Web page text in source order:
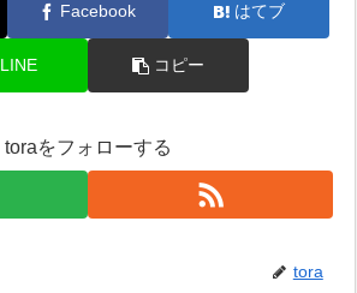
Facebook はてブ
LINE コピー
toraをフォローする
tora